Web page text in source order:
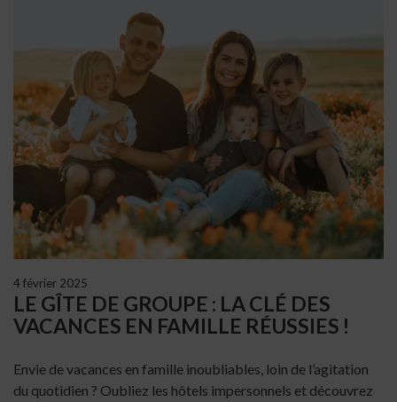
4 février 2025
LE GÎTE DE GROUPE : LA CLÉ DES
VACANCES EN FAMILLE RÉUSSIES !
Envie de vacances en famille inoubliables, loin de l’agitation
du quotidien ? Oubliez les hôtels impersonnels et découvrez